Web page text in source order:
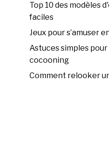
Top 10 des modèles
faciles
Jeux pour s’amuser
Astuces simples
cocooning
Comment relooker